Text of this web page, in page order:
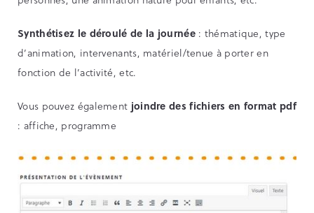
Synthétisez le déroulé de la journée: thématique, type
d’animation, intervenants, matériel/tenue à porter en
fonction de l’activité, etc.
Vous pouvez également joindre des fichiers en format pdf
: affiche, programme